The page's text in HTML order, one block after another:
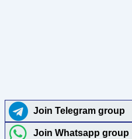
Join Telegram group
Join Whatsapp group